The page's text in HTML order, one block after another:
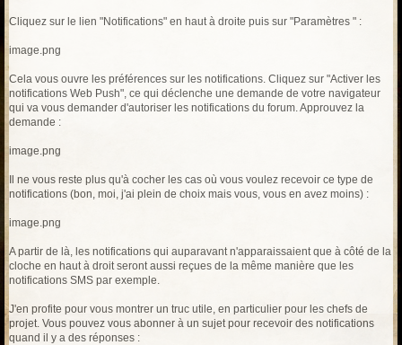
Cliquez sur le lien "Notifications" en haut à droite puis sur "Paramètres " :
image.png
Cela vous ouvre les préférences sur les notifications. Cliquez sur "Activer les
notifications Web Push", ce qui déclenche une demande de votre navigateur
qui va vous demander d'autoriser les notifications du forum. Approuvez la
demande :
image.png
Il ne vous reste plus qu'à cocher les cas où vous voulez recevoir ce type de
notifications (bon, moi, j'ai plein de choix mais vous, vous en avez moins) :
image.png
A partir de là, les notifications qui auparavant n'apparaissaient que à côté de la
cloche en haut à droit seront aussi reçues de la même manière que les
notifications SMS par exemple.
J'en profite pour vous montrer un truc utile, en particulier pour les chefs de
projet. Vous pouvez vous abonner à un sujet pour recevoir des notifications
quand il y a des réponses :